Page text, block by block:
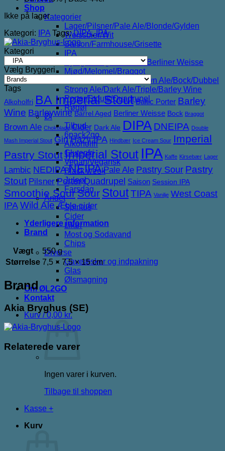
Shop
Kategorier
Lager/Pilsner/Pale Ale/Blonde/Gylden
Weissbier/Wit
Saison/Farmhouse/Grisette
IPA
Syrligt/Vildtgæret/Sour/Berliner Weisse
Mjød/Melomel/Braggot
Red Ale/Amber Ale/Brown Ale/Bock/Dubbel
Strong Ale/Dark Ale/Triple/Barley Wine
Porter/Stouts/Quadrupel
Røgøl
Øl
Tilbud
6pack2go
Alkoholfri
Glutenfri
Vegan/Vegansk
Black week
Juleøl
Farsdag
Andet
Spiritus
Cider
Likør
Most og Sodavand
Chips
Diverse
Gaveæsker og indpakning
Glas
Ølsmagning
Om ØL2GO
Kontakt
Kurv /0,00 kr.
Ingen varer i kurven.
Tilbage til shoppen
Kasse +
Kurv
Ikke på lager
Kategori:
IPA Tags:DIPA,IPA
Kategori
Vælg Bryggeri
Tags
Alkoholfri BA Imperial Stout Baltic Porter Barley
Wine Barleywine Barrel Aged Berliner Weisse Bock Braggot
Brown Ale Chokolade Cider Dark Ale DIPA DNEIPA Double
Mash Imperial Stout GinHazy IPA Hindbær Ice Cream Sour Imperial
Pastry StoutImperial Stout IPA Kaffe Kirsebær Lager
Lambic NEDIPANEIPA Pale Ale Pastry Sour Pastry
Stout Pilsner Porter Quadrupel Saison Session IPA
Smoothie SourSour StoutTIPA Vanilje West Coast
IPAWild Ale Æble cider
Yderligere information
Brand
Vægt
550 g
Størrelse 7,5 × 7,5 × 15 cm
Brand
Akia Bryghus (SE)
Relaterede varer